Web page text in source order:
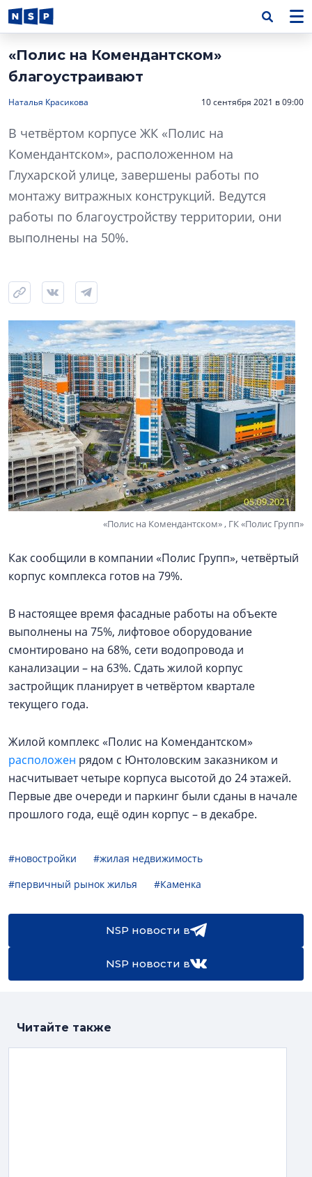
«Полис на Комендантском»
благоустраивают
Наталья Красикова 10 сентября 2021 в 09:00
В четвёртом корпусе ЖК «Полис на
Комендантском», расположенном на
Глухарской улице, завершены работы по
монтажу витражных конструкций. Ведутся
работы по благоустройству территории, они
выполнены на 50%.
«Полис на Комендантском» , ГК «Полис Групп»
Как сообщили в компании «Полис Групп», четвёртый
корпус комплекса готов на 79%.
В настоящее время фасадные работы на объекте
выполнены на 75%, лифтовое оборудование
смонтировано на 68%, сети водопровода и
канализации – на 63%. Сдать жилой корпус
застройщик планирует в четвёртом квартале
текущего года.
Жилой комплекс «Полис на Комендантском»
расположен рядом с Юнтоловским заказником и
насчитывает четыре корпуса высотой до 24 этажей.
Первые две очереди и паркинг были сданы в начале
прошлого года, ещё один корпус – в декабре.
#новостройки
#жилая недвижимость
#первичный рынок жилья
#Каменка
NSP новости в
NSP новости в
Читайте также